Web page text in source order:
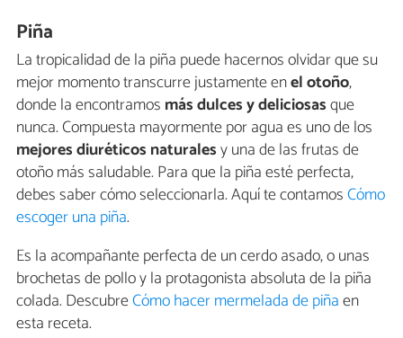
Piña
La tropicalidad de la piña puede hacernos olvidar que su
mejor momento transcurre justamente enel otoño,
donde la encontramos más dulces y deliciosasque
nunca. Compuesta mayormente por agua es uno de los
mejores diuréticos naturalesy una de las frutas de
otoño más saludable. Para que la piña esté perfecta,
debes saber cómo seleccionarla. Aquí te contamosCómo
escoger una piña.
Es la acompañante perfecta de un cerdo asado, o unas
brochetas de pollo y la protagonista absoluta de la piña
colada. DescubreCómo hacer mermelada de piñaen
esta receta.